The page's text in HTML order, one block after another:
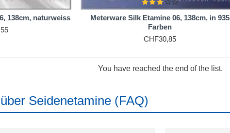
138cm, naturweiss
Meterware Silk Etamine 06, 138cm, in 935
Farben
CHF30,85
You have reached the end of the list.
Seidenetamine (FAQ)